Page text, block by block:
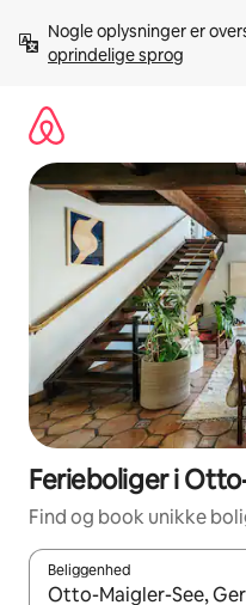
videre
Nogle oplysninger er
oprindelige sprog
Ferieboliger i
Find og book unikke
Beliggenhed
Når resultaterne er